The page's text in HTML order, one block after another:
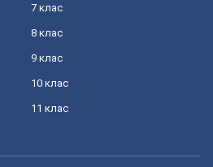
7 клас
8 клас
9 клас
10 клас
11 клас